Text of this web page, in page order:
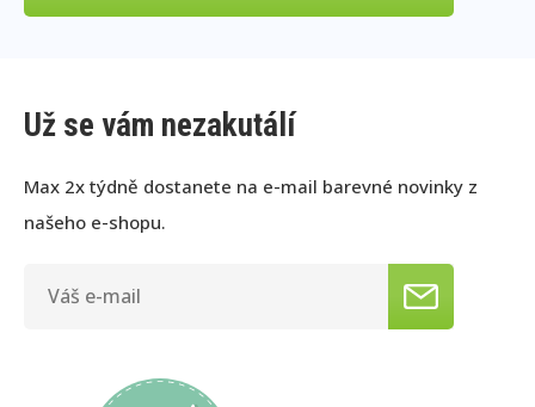
Už se vám nezakutálí
Max 2x týdně dostanete na e-mail barevné novinky z
našeho e-shopu.